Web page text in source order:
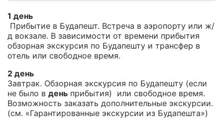
1 день
Прибытие в Будапешт. Встреча в аэропорту или ж/
д вокзале. В зависимости от времени прибытия
обзорная экскурсия по Будапешту и трансфер в
отель или свободное время.
2 день
Завтрак. Обзорная экскурсия по Будапешту (если
не было в день прибытия) или свободное время.
Возможность заказать дополнительные экскурсии.
(см. «Гарантированные экскурсии из Будапешта»)